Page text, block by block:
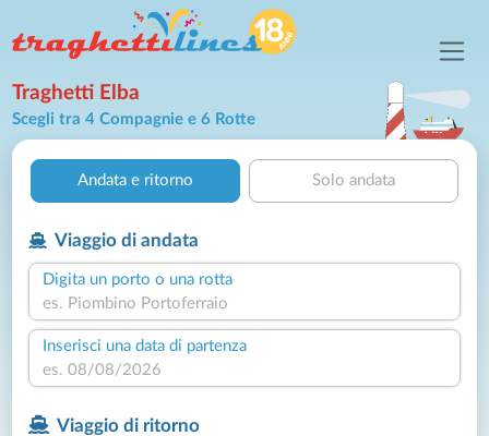
Traghetti Elba
Scegli tra 4 Compagnie e 6 Rotte
Andata e ritorno Solo andata
Viaggio di andata
Digita un porto o una rotta
Inserisci una data di partenza
Viaggio di ritorno